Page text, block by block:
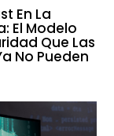
En La
El Modelo
Que Las
No Pueden